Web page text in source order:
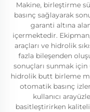
Makine, birleştirme
basınç sağlayarak
garanti altına
içermektedir.
araçları ve hidrolik
fazla bileşenden
sonuçları sunmak için
hidrolik butt birleme
otomatik basınç
kullanıcı
basitleştirirken